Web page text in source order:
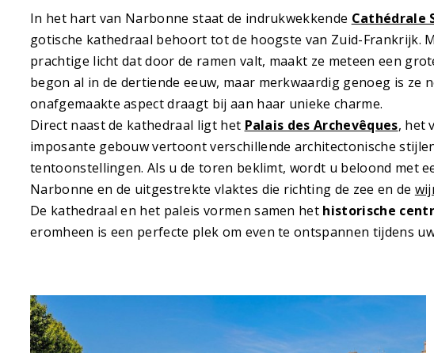
In het hart van Narbonne staat de indrukwekkende Cathédrale
gotische kathedraal behoort tot de hoogste van Zuid-Frankrijk.
prachtige licht dat door de ramen valt, maakt ze meteen een
begon al in de dertiende eeuw, maar merkwaardig genoeg is ze
onafgemaakte aspect draagt bij aan haar unieke charme.
Direct naast de kathedraal ligt het Palais des Archevêques, het
imposante gebouw vertoont verschillende architectonische
tentoonstellingen. Als u de toren beklimt, wordt u beloond met
Narbonne en de uitgestrekte vlaktes die richting de zee en de
De kathedraal en het paleis vormen samen het historische
eromheen is een perfecte plek om even te ontspannen tijdens